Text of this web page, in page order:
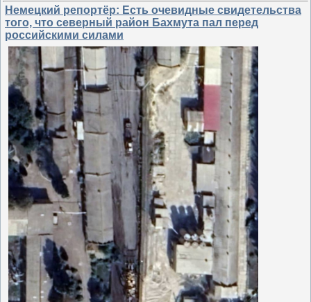
Немецкий репортёр: Есть очевидные свидетельства
того, что северный район Бахмута пал перед
российскими силами